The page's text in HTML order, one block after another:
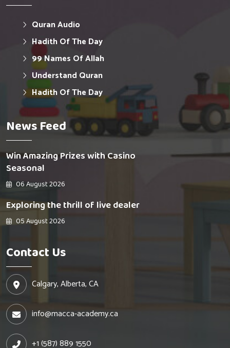
Quran Audio
Hadith Of The Day
99 Names Of Allah
Understand Quran
Hadith Of The Day
News Feed
Win Amazing Prizes with Casino
Seasonal
06 August 2026
Exploring the thrill of live dealer
05 August 2026
Contact Us
Calgary, Alberta, CA
info@macca-academy.ca
+1 (587) 889 1550